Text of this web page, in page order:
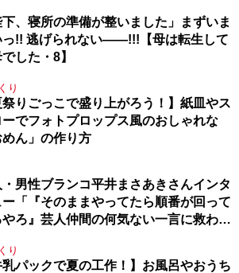
下、寝所の準備が整いました」まずいま
っ!! 逃げられない――!!!【母は転生して
した・8】
り
祭りごっこで盛り上がろう！】紙皿やス
ーでフォトプロップス風のおしゃれな
めん」の作り方
男性ブランコ平井まさあきさんインタ
ー「『そのままやってたら順番が回って
やろ』芸人仲間の何気ない一言に救われ
り
乳パックで夏の工作！】お風呂やおうち